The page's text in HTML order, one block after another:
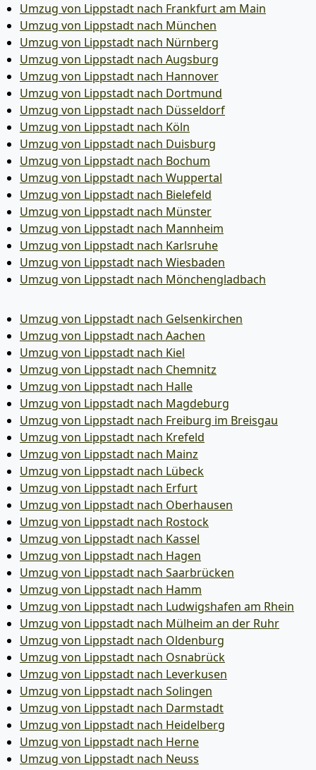
Umzug von Lippstadt nach Frankfurt am Main
Umzug von Lippstadt nach München
Umzug von Lippstadt nach Nürnberg
Umzug von Lippstadt nach Augsburg
Umzug von Lippstadt nach Hannover
Umzug von Lippstadt nach Dortmund
Umzug von Lippstadt nach Düsseldorf
Umzug von Lippstadt nach Köln
Umzug von Lippstadt nach Duisburg
Umzug von Lippstadt nach Bochum
Umzug von Lippstadt nach Wuppertal
Umzug von Lippstadt nach Bielefeld
Umzug von Lippstadt nach Münster
Umzug von Lippstadt nach Mannheim
Umzug von Lippstadt nach Karlsruhe
Umzug von Lippstadt nach Wiesbaden
Umzug von Lippstadt nach Mönchen­gladbach
Umzug von Lippstadt nach Gelsenkirchen
Umzug von Lippstadt nach Aachen
Umzug von Lippstadt nach Kiel
Umzug von Lippstadt nach Chemnitz
Umzug von Lippstadt nach Halle
Umzug von Lippstadt nach Magdeburg
Umzug von Lippstadt nach Freiburg im Breisgau
Umzug von Lippstadt nach Krefeld
Umzug von Lippstadt nach Mainz
Umzug von Lippstadt nach Lübeck
Umzug von Lippstadt nach Erfurt
Umzug von Lippstadt nach Oberhausen
Umzug von Lippstadt nach Rostock
Umzug von Lippstadt nach Kassel
Umzug von Lippstadt nach Hagen
Umzug von Lippstadt nach Saarbrücken
Umzug von Lippstadt nach Hamm
Umzug von Lippstadt nach Ludwigshafen am Rhein
Umzug von Lippstadt nach Mülheim an der Ruhr
Umzug von Lippstadt nach Oldenburg
Umzug von Lippstadt nach Osnabrück
Umzug von Lippstadt nach Leverkusen
Umzug von Lippstadt nach Solingen
Umzug von Lippstadt nach Darmstadt
Umzug von Lippstadt nach Heidelberg
Umzug von Lippstadt nach Herne
Umzug von Lippstadt nach Neuss